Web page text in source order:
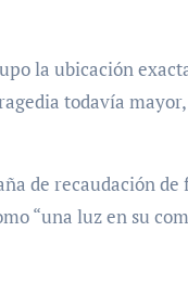
la ubicación
todavía
de recaudación de
“una luz en su